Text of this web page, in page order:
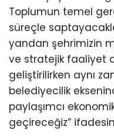
Toplumun temel
süreçle
yandan şehrimizin
ve stratejik faaliyet
geliştirilirken aynı
belediyecilik
paylaşımcı
geçireceğiz”